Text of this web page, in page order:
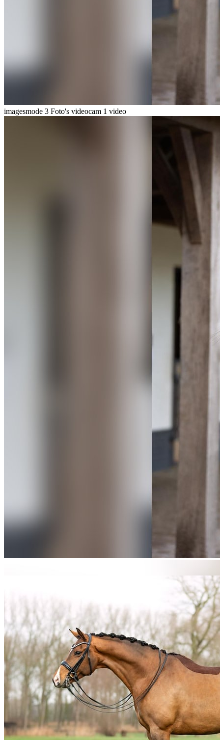
imagesmode 3 Foto's videocam 1 video